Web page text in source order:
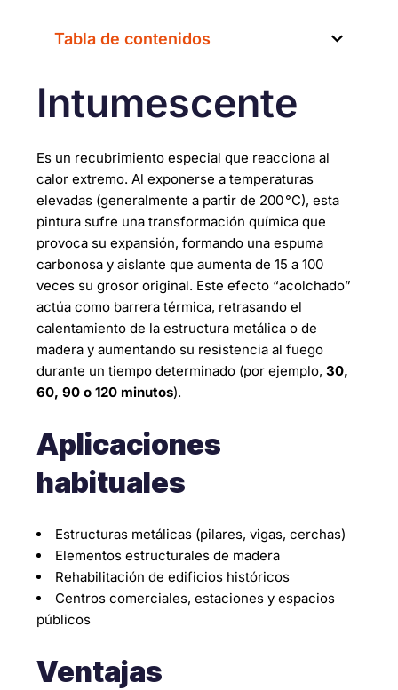
Tabla de contenidos
Intumescente
Es un recubrimiento especial que reacciona al
calor extremo. Al exponerse a temperaturas
elevadas (generalmente a partir de 200 °C), esta
pintura sufre una transformación química que
provoca su expansión, formando una espuma
carbonosa y aislante que aumenta de 15 a 100
veces su grosor original. Este efecto “acolchado”
actúa como barrera térmica, retrasando el
calentamiento de la estructura metálica o de
madera y aumentando su resistencia al fuego
durante un tiempo determinado (por ejemplo,30,
60, 90 o 120 minutos).
Aplicaciones
habituales
Estructuras metálicas (pilares, vigas, cerchas)
Elementos estructurales de madera
Rehabilitación de edificios históricos
Centros comerciales, estaciones y espacios
públicos
Ventajas